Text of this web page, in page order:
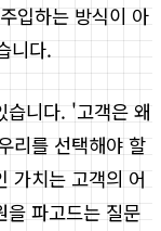
입하는 방식이 아
니다.
습니다. '고객은 왜
리를 선택해야 할
가치는 고객의 어
을 파고드는 질문